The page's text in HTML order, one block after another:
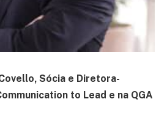
Sócia e Diretora-
to Lead e na QGA